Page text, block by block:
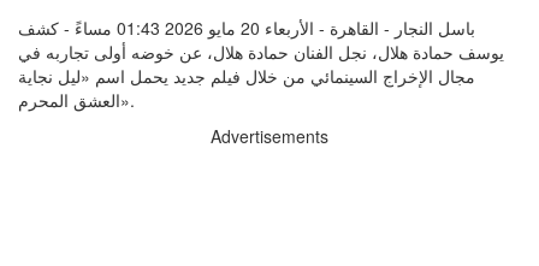
باسل النجار - القاهرة - الأربعاء 20 مايو 2026 01:43 مساءً - كشف
يوسف حمادة هلال، نجل الفنان حمادة هلال، عن خوضه أولى تجاربه في
مجال الإخراج السينمائي من خلال فيلم جديد يحمل اسم «ليل نجاية
العشق المحرم».
Advertisements